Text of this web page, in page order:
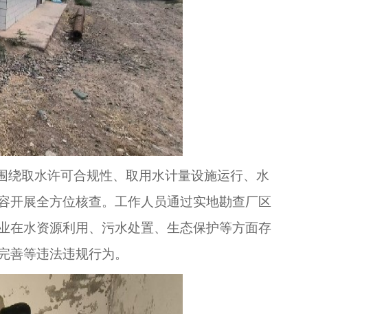
绕取水许可合规性、取用水计量设施运行、水
开展全方位核查。工作人员通过实地勘查厂区
在水资源利用、污水处置、生态保护等方面存
等违法违规行为。